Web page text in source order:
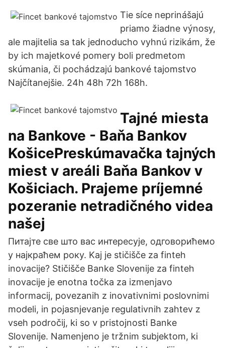
Tie síce neprinášajú
priamo žiadne výnosy,
ale majitelia sa tak jednoducho vyhnú rizikám, že
by ich majetkové pomery boli predmetom
skúmania, či pochádzajú bankové tajomstvo
Najčítanejšie. 24h 48h 72h 168h.
Tajné miesta
na Bankove - Baňa Bankov
KošicePreskúmavačka tajných
miest v areáli Baňa Bankov v
Košiciach. Prajeme príjemné
pozeranie netradičného videa
našej
Питајте све што вас интересује, одговорићемо
у најкраћем року. Kaj je stičišče za finteh
inovacije? Stičišče Banke Slovenije za finteh
inovacije je enotna točka za izmenjavo
informacij, povezanih z inovativnimi poslovnimi
modeli, in pojasnjevanje regulativnih zahtev z
vseh področij, ki so v pristojnosti Banke
Slovenije. Namenjeno je tržnim subjektom, ki